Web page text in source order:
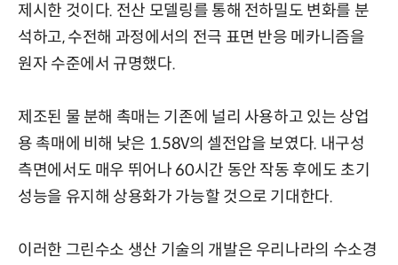
제시한 것이다. 전산 모델링를 통해 전하밀도 변화를 분
석하고, 수전해 과정에서의 전극 표면 반응 메카니즘을
원자 수준에서 규명했다.
제조된 물 분해 촉매는 기존에 널리 사용하고 있는 상업
용 촉매에 비해 낮은 1.58V의 셀전압을 보였다. 내구성
측면에서도 매우 뛰어나 60시간 동안 작동 후에도 초기
성능을 유지해 상용화가 가능할 것으로 기대한다.
이러한 그린수소 생산 기술의 개발은 우리나라의 수소경